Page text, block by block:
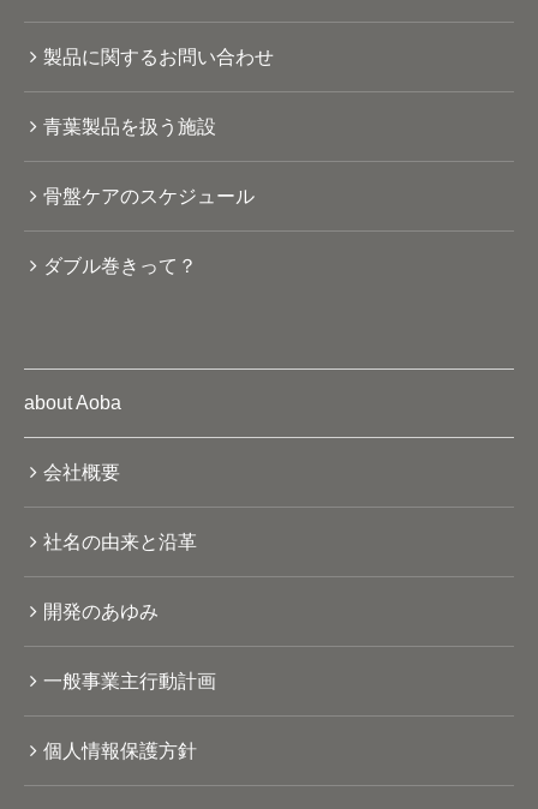
製品に関するお問い合わせ
青葉製品を扱う施設
骨盤ケアのスケジュール
ダブル巻きって？
about Aoba
会社概要
社名の由来と沿革
開発のあゆみ
一般事業主行動計画
個人情報保護方針